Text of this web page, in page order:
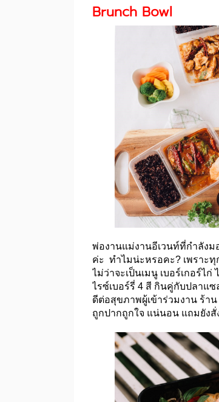
Brunch Bowl
พ่องานแม่งานอีเวนท์ที่กำลัง
ค่ะ ทำไมน่ะหรอคะ? เพราะ
ไม่ว่าจะเป็นเมนู เบอร์เกอร์ไ
ไรซ์เบอร์รี่ 4 สี กินคู่กับปลาแ
ดีต่อสุขภาพผู้เข้าร่วมงาน ร้าน
ถูกปากถูกใจ แน่นอน แถมยัง